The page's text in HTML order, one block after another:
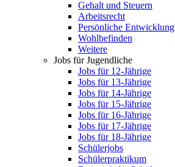
Gehalt und Steuern
Arbeitsrecht
Persönliche Entwicklung
Wohlbefinden
Weitere
Jobs für Jugendliche
Jobs für 12-Jährige
Jobs für 13-Jährige
Jobs für 14-Jährige
Jobs für 15-Jährige
Jobs für 16-Jährige
Jobs für 17-Jährige
Jobs für 18-Jährige
Schülerjobs
Schülerpraktikum